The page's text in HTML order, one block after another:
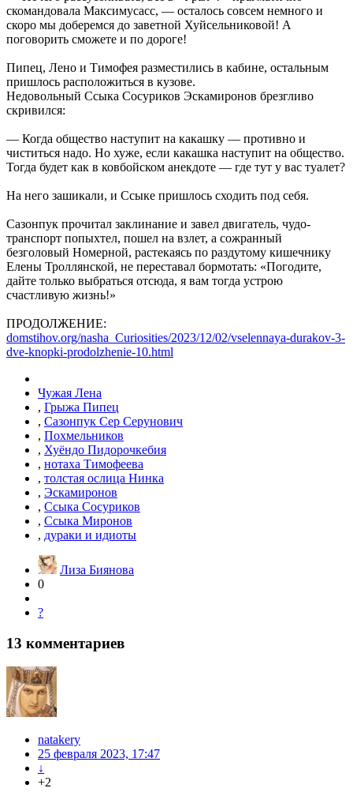
скомандовала Максимусасс, — осталось совсем немного и
скоро мы доберемся до заветной Хуйсельниковой! А
поговорить сможете и по дороге!
Пипец, Лено и Тимофея разместились в кабине, остальным
пришлось расположиться в кузове.
Недовольный Ссыка Сосуриков Эскамиронов брезгливо
скривился:
— Когда общество наступит на какашку — противно и
чиститься надо. Но хуже, если какашка наступит на общество.
Тогда будет как в ковбойском анекдоте — где тут у вас туалет?
На него зашикали, и Ссыке пришлось сходить под себя.
Сазонпук прочитал заклинание и завел двигатель, чудо-
транспорт попыхтел, пошел на взлет, а сожранный
безголовый Номерной, растекаясь по раздутому кишечнику
Елены Троллянской, не переставал бормотать: «Погодите,
дайте только выбраться отсюда, я вам тогда устрою
счастливую жизнь!»
ПРОДОЛЖЕНИЕ:
domstihov.org/nasha_Curiosities/2023/12/02/vselennaya-durakov-3-
dve-knopki-prodolzhenie-10.html
Чужая Лена
, Грыжа Пипец
, Сазонпук Сер Серунович
, Похмельников
, Хуёндо Пидорочкебия
, нотаха Тимофеева
, толстая ослица Нинка
, Эскамиронов
, Ссыка Сосуриков
, Ссыка Миронов
, дураки и идиоты
Лиза Биянова
0
?
13 комментариев
natakery
25 февраля 2023, 17:47
↓
+2